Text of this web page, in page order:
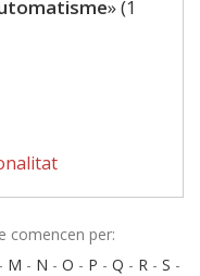
» (1
comencen per:
- M - N - O - P - Q - R - S -